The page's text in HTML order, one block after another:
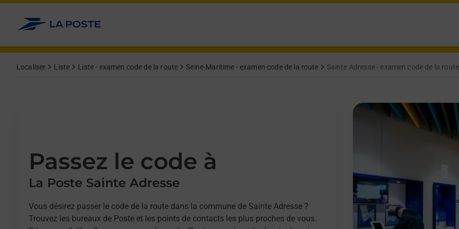
Allez au contenu
Localiser Liste Liste - examen code de la route Seine-Maritime - examen code de la route Sainte Adresse - examen code de la route
Passez le code à
La Poste Sainte Adresse
Vous désirez passer le code de la route dans la commune de Sainte Adresse ?
Trouvez les bureaux de Poste et les points de contacts les plus proches de vous.
Afficher ou masquer la réponse
Afficher ou masquer la réponse
Afficher ou masquer la réponse
Afficher ou masquer la réponse